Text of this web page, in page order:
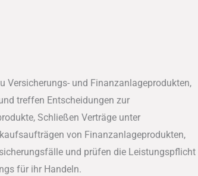
Versicherungs- und Finanzanlageprodukten,
treffen Entscheidungen zur
Schließen Verträge unter
von Finanzanlageprodukten,
und prüfen die Leistungspflicht
für ihr Handeln.